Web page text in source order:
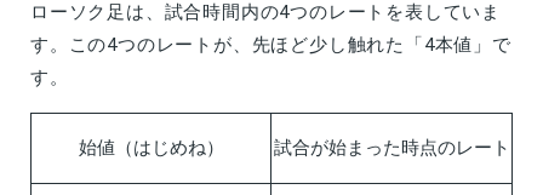
ローソク足は、試合時間内の4つのレートを表していま
す。この4つのレートが、先ほど少し触れた「4本値」で
す。
始値（はじめね） 試合が始まった時点のレート